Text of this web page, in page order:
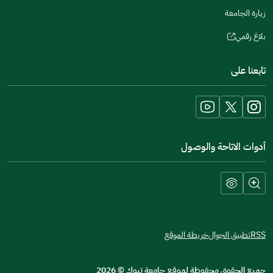
زيارة الجامعة
بلاغ رقمي
(opens
new
window)
تابعنا على
أدوات الاتاحة والوصول
RSSتطبيق الجوالخريطة الموقع
جميع الحقوق محفوظة لموقع جامعة تبوك©
2026